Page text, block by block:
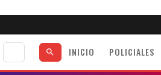
INICIO POLICIALES